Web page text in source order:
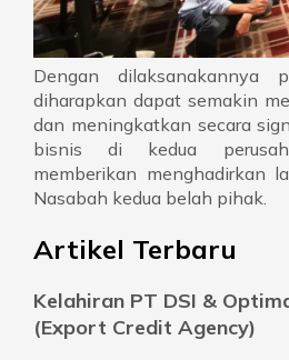
Dengan dilaksanakannya
diharapkan dapat semakin
dan meningkatkan secara
bisnis di kedua
memberikan menghadirkan
Nasabah kedua belah pihak.
Artikel Terbaru
Kelahiran PT DSI &
(Export Credit Agency)